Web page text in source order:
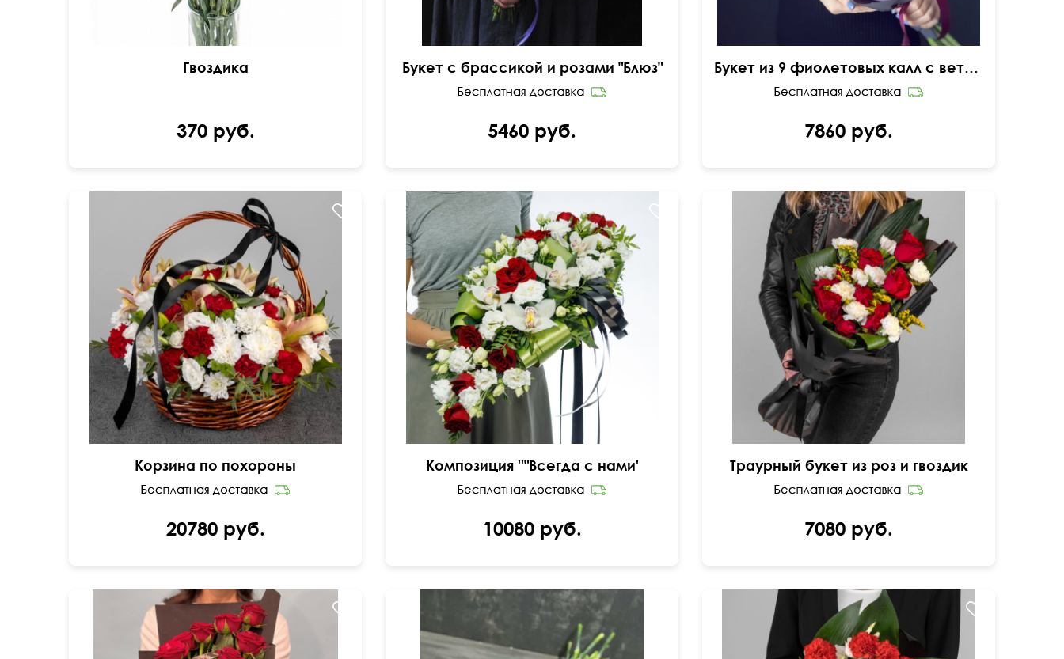
Гвоздика
370 руб.
Букет с брассикой и розами "Блюз"
5460 руб.
Букет из 9 фиолетовых калл с ветками лимониума
7860 руб.
Хризантема, гвоздика, эвкалипт, лилия, оазис
Корзина по похороны
20780 руб.
Орхидеи, розы, эустомы, папоротник, фисташка,
ленты
Композиция ''"Всегда с нами'
10080 руб.
Темная матовая упаковка
Траурный букет из роз и гвоздик
7080 руб.